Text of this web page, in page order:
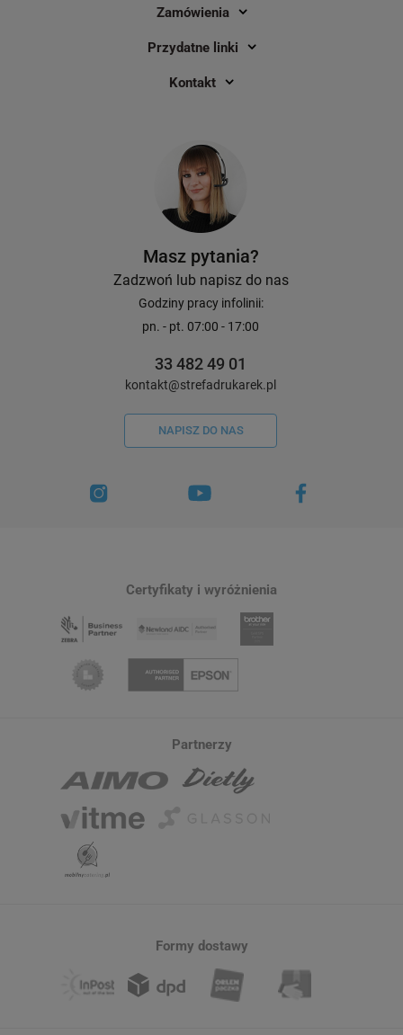
Zamówienia
Przydatne linki
Kontakt
Masz pytania?
Zadzwoń lub napisz do nas
Godziny pracy infolinii:
pn. - pt. 07:00 - 17:00
33 482 49 01
kontakt@strefadrukarek.pl
NAPISZ DO NAS
Certyfikaty i wyróżnienia
Partnerzy
Formy dostawy